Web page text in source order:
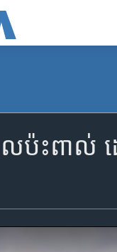
លប៉ះពាល់